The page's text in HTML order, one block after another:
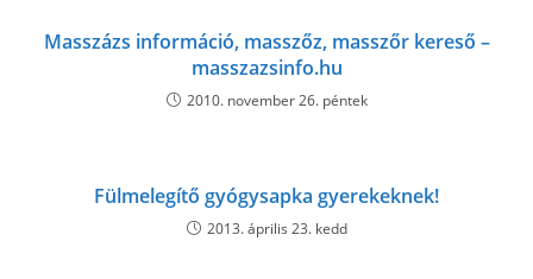
Masszázs információ, masszőz, masszőr kereső –
masszazsinfo.hu
2010. november 26. péntek
Fülmelegítő gyógysapka gyerekeknek!
2013. április 23. kedd